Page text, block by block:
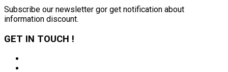
Subscribe our newsletter gor get notification about
information discount.
GET IN TOUCH !